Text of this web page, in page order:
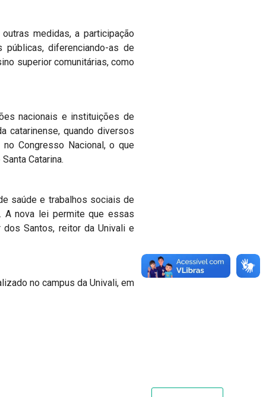
medidas, a participação
diferenciando-as de
superior comunitárias, como
nacionais e instituições de
catarinense, quando diversos
Congresso Nacional, o que
Catarina.
saúde e trabalhos sociais de
A nova lei permite que essas
Santos, reitor da Univali e
no campus da Univali, em